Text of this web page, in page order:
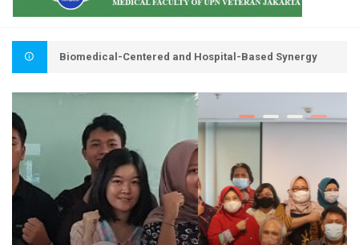
Biomedical-Centered and Hospital-Based Synergy
The Role of Local Wisdom in Managing Pandemics: A Public Health Perspective